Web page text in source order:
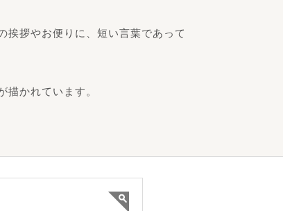
挨拶やお便りに、短い言葉であって
かれています。